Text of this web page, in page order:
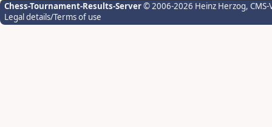
Chess-Tournament-Results-Server© 2006-2026 Heinz Herzog,
Legal details/Terms of use